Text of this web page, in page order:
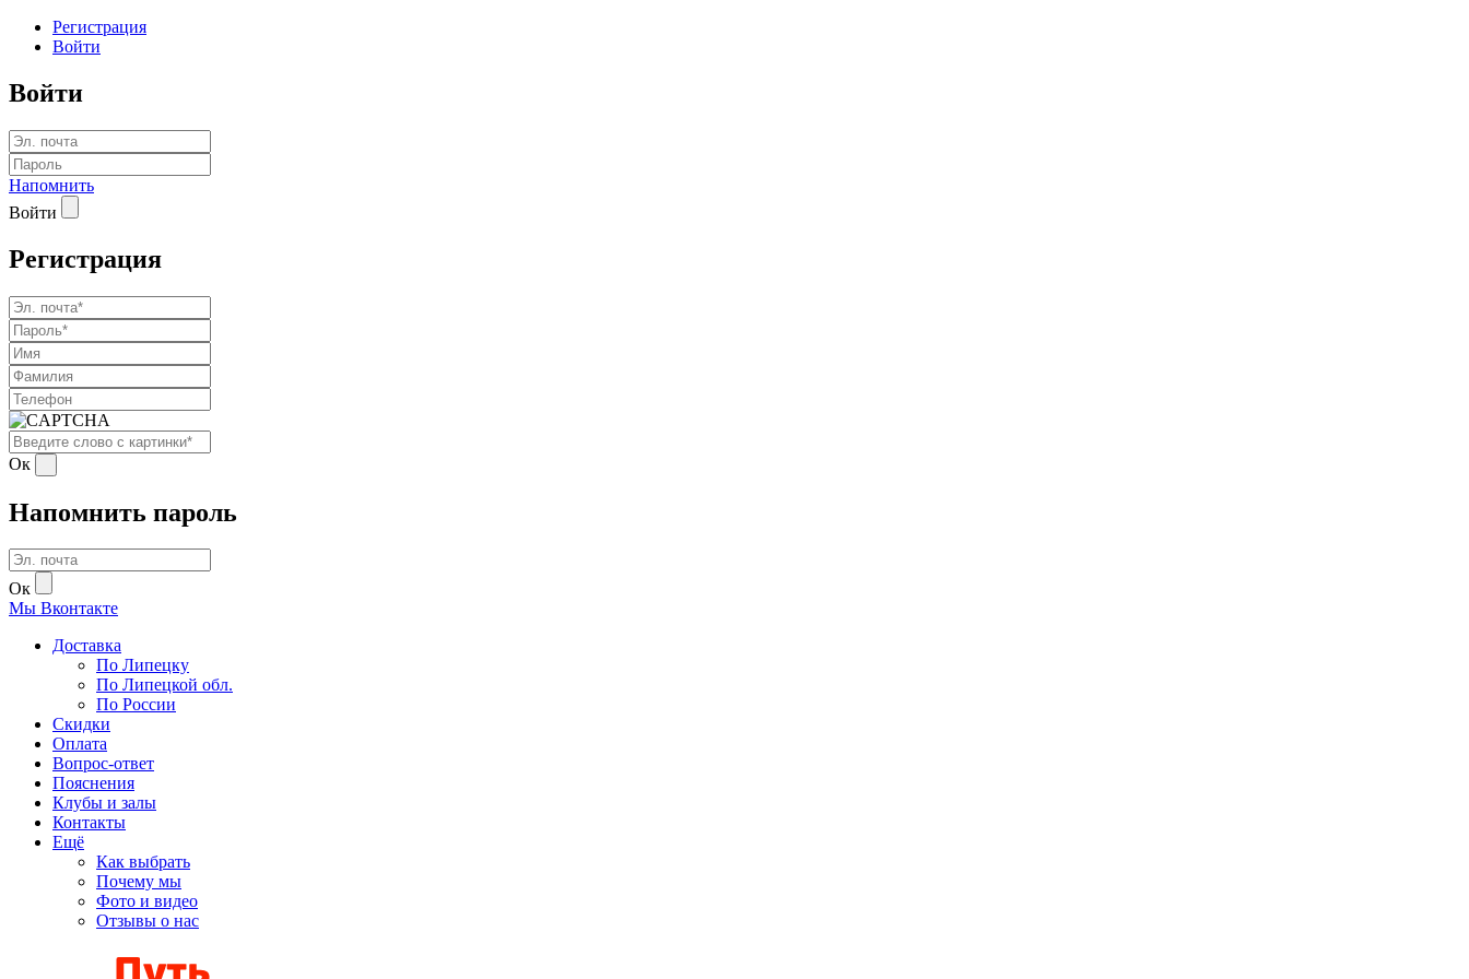
Регистрация
Войти
Войти
Напомнить
Войти
Регистрация
Ок
Напомнить пароль
Ок
Мы Вконтакте
Доставка
По Липецку
По Липецкой обл.
По России
Скидки
Оплата
Вопрос-ответ
Пояснения
Клубы и залы
Контакты
Ещё
Как выбрать
Почему мы
Фото и видео
Отзывы о нас